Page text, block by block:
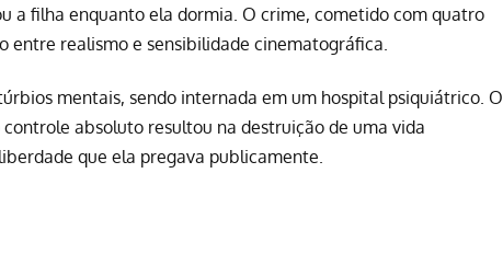
a filha enquanto ela dormia. O crime, cometido com quatro
realismo e sensibilidade cinematográfica.
mentais, sendo internada em um hospital psiquiátrico. O
controle absoluto resultou na destruição de uma vida
que ela pregava publicamente.